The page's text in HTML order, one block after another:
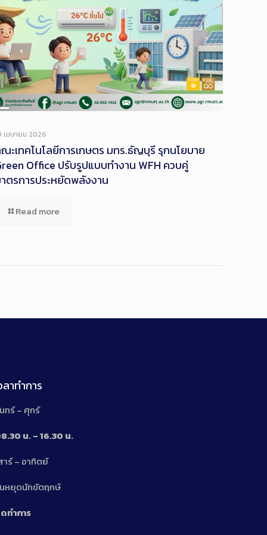
Long
เมษายน 2026
ะเทคโนโลยีการเกษตร มทร.ธัญบุรี รุกนโยบาย
Office ปรับรูปแบบทำงาน WFH ควบคู่
ตรการประหยัดพลังงาน
Read more
ลาทำการ
ทร์ – ศุกร์
น. – 16.30 น.
าร์ – อาทิตย์
หยุดนักขัตฤกษ์
ทำการ